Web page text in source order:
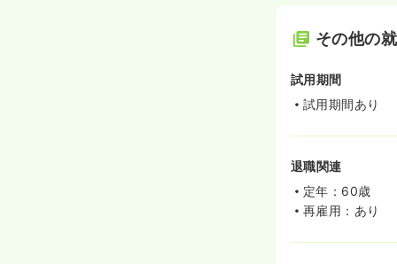
その他の
試用期間
試用期間あり
退職関連
定年：60歳
再雇用：あり